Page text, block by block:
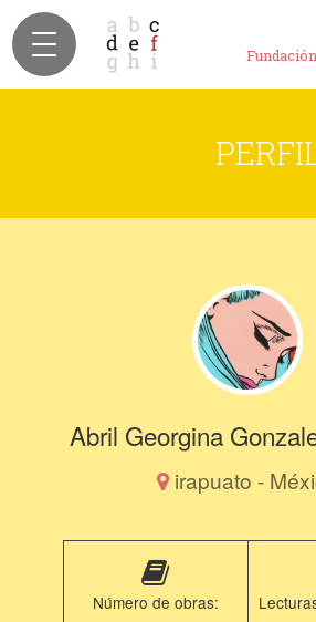
Abril Georgina
irapuato -
Número de obras: